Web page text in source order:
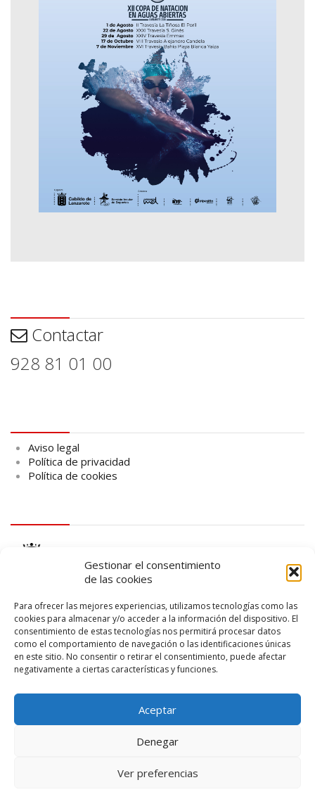
Gestionar el consentimiento
de las cookies
Para ofrecer las mejores experiencias, utilizamos tecnologías como las
cookies para almacenar y/o acceder a la información del dispositivo. El
consentimiento de estas tecnologías nos permitirá procesar datos
como el comportamiento de navegación o las identificaciones únicas
en este sitio. No consentir o retirar el consentimiento, puede afectar
negativamente a ciertas características y funciones.
Aceptar
Denegar
Ver preferencias
Contactar
928 81 01 00
Aviso legal
Política de privacidad
Política de cookies
logo SID